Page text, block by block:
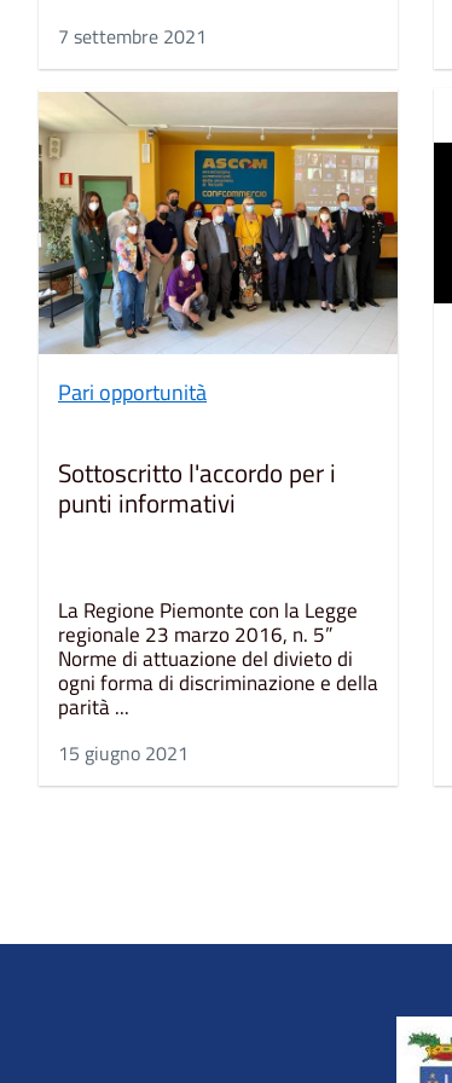
7 settembre 2021
Pari opportunità
Sottoscritto l'accordo per i
punti informativi
La Regione Piemonte con la Legge
regionale 23 marzo 2016, n. 5”
Norme di attuazione del divieto di
ogni forma di discriminazione e della
parità ...
15 giugno 2021
Title